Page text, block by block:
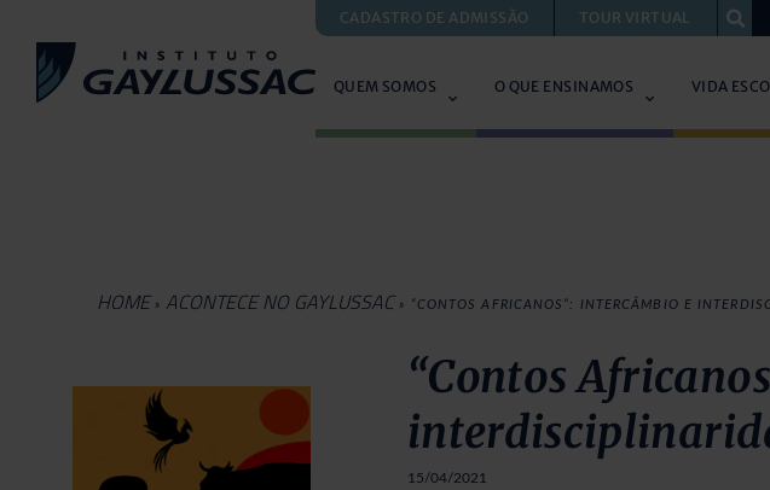
CADASTRO DE ADMISSÃO TOUR VIRTUAL
QUEM SOMOS O QUE ENSINAMOS VIDA
HOME » ACONTECE NO GAYLUSSAC » “CONTOS AFRICANOS”: INTERCÂMBIO E
“Contos
15/04/2021